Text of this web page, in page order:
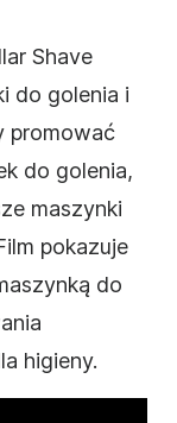
Shave
do golenia i
promować
do golenia,
maszynki
pokazuje
do
higieny.